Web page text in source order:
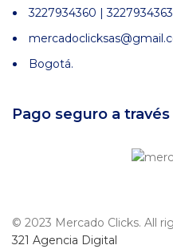
3227934360 | 3227934363
Bogotá.
Pago seguro a través
© 2023 Mercado Clicks. All
321 Agencia Digital